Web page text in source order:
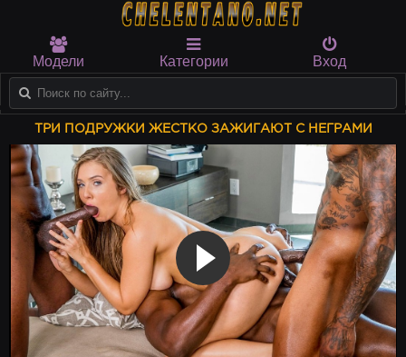
Модели Категории Вход
ТРИ ПОДРУЖКИ ЖЕСТКО ЗАЖИГАЮТ С НЕГРАМИ